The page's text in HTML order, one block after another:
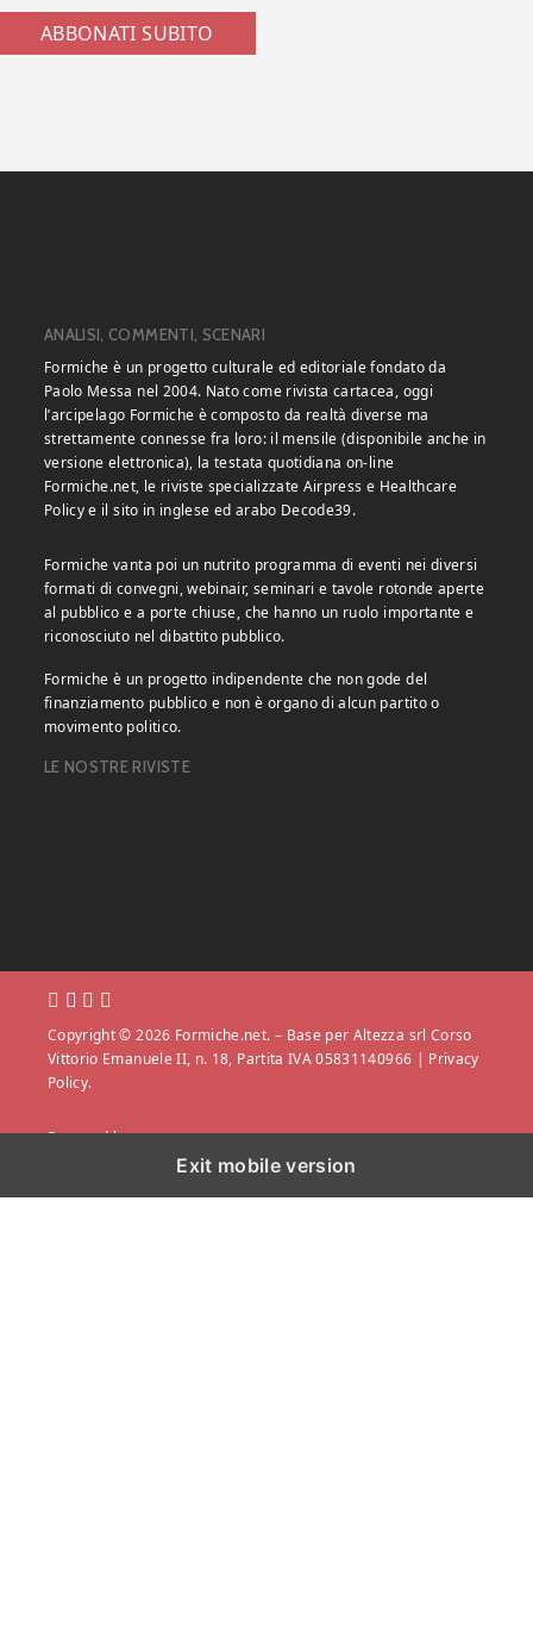
ABBONATI SUBITO
ANALISI, COMMENTI, SCENARI
Formiche è un progetto culturale ed editoriale fondato da
Paolo Messa nel 2004. Nato come rivista cartacea, oggi
l’arcipelago Formiche è composto da realtà diverse ma
strettamente connesse fra loro: il mensile (disponibile anche in
versione elettronica), la testata quotidiana on-line
Formiche.net, le riviste specializzate Airpress e Healthcare
Policy e il sito in inglese ed arabo Decode39.
Formiche vanta poi un nutrito programma di eventi nei diversi
formati di convegni, webinair, seminari e tavole rotonde aperte
al pubblico e a porte chiuse, che hanno un ruolo importante e
riconosciuto nel dibattito pubblico.
Formiche è un progetto indipendente che non gode del
finanziamento pubblico e non è organo di alcun partito o
movimento politico.
LE NOSTRE RIVISTE
Copyright © 2026 Formiche.net. – Base per Altezza srl Corso
Vittorio Emanuele II, n. 18, Partita IVA 05831140966 | Privacy
Policy.
Powered by
Exit mobile version